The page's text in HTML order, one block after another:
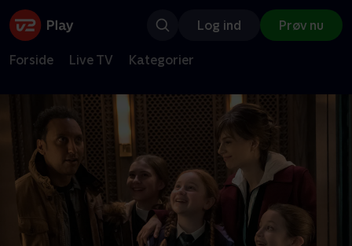
Log ind Prøv nu
Forside Live TV Kategorier